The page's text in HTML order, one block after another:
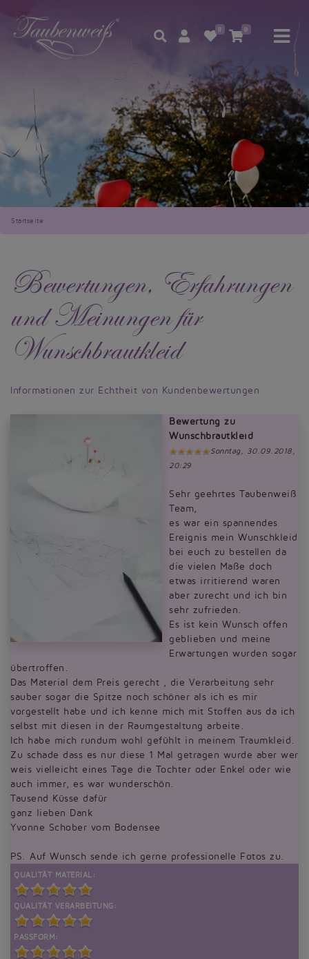
0 0
Startseite
Bewertungen, Erfahrungen
und Meinungen für
Wunschbrautkleid
Informationen zur Echtheit von Kundenbewertungen
Bewertung zu
Wunschbrautkleid
Sonntag, 30.09.2018,
20:29
Sehr geehrtes Taubenweiß
Team,
es war ein spannendes
Ereignis mein Wunschkleid
bei euch zu bestellen da
die vielen Maße doch
etwas irritierend waren
aber zurecht und ich bin
sehr zufrieden.
Es ist kein Wunsch offen
geblieben und meine
Erwartungen wurden sogar
übertroffen.
Das Material dem Preis gerecht , die Verarbeitung sehr
sauber sogar die Spitze noch schöner als ich es mir
vorgestellt habe und ich kenne mich mit Stoffen aus da ich
selbst mit diesen in der Raumgestaltung arbeite.
Ich habe mich rundum wohl gefühlt in meinem Traumkleid.
Zu schade dass es nur diese 1 Mal getragen wurde aber wer
weis vielleicht eines Tage die Tochter oder Enkel oder wie
auch immer, es war wunderschön.
Tausend Küsse dafür
ganz lieben Dank
Yvonne Schober vom Bodensee
PS. Auf Wunsch sende ich gerne professionelle Fotos zu.
QUALITÄT MATERIAL:
QUALITÄT VERARBEITUNG:
PASSFORM: